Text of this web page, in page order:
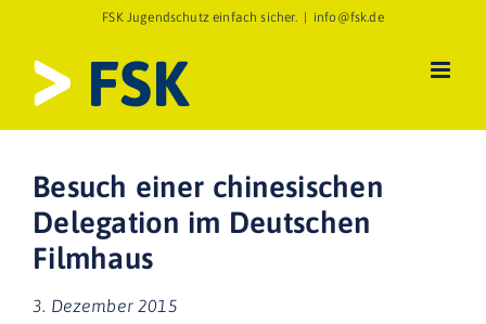
springen
FSK Jugendschutz einfach sicher. info@fsk.de
Besuch einer chinesischen
Delegation im Deutschen
Filmhaus
3. Dezember 2015